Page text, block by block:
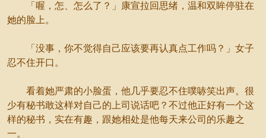
「喔，怎、怎么了？」康宣拉回思绪，温和双眸停驻在
她的脸上。
「没事，你不觉得自己应该要再认真点工作吗？」女子
忍不住开口。
看着她严肃的小脸蛋，他几乎要忍不住噗哧笑出声。很
少有秘书敢这样对自己的上司说话吧？不过他正好有一个这
样的秘书，实在有趣，跟她相处是他每天来公司的乐趣之
一。